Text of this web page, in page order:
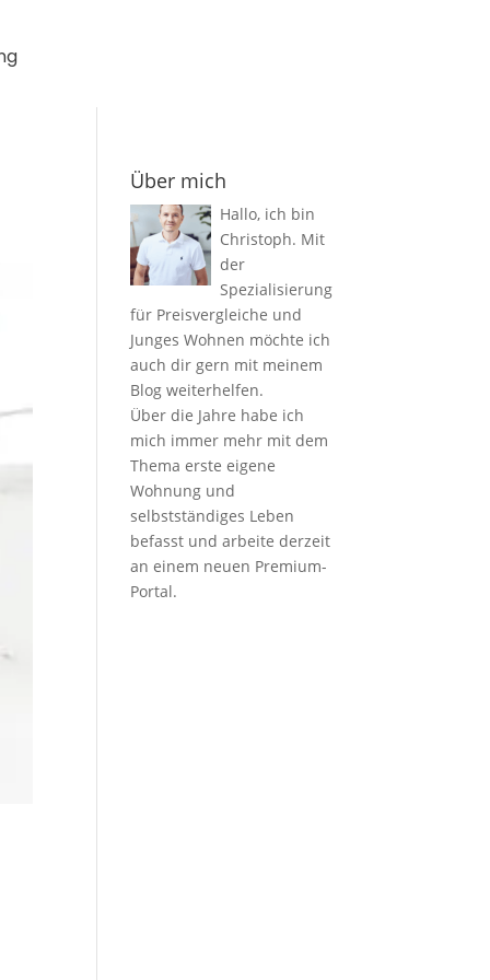
Über mich
Hallo, ich bin
Christoph. Mit
der
Spezialisierung
für Preisvergleiche und
Junges Wohnen möchte ich
auch dir gern mit meinem
Blog weiterhelfen.
Über die Jahre habe ich
mich immer mehr mit dem
Thema erste eigene
Wohnung und
selbstständiges Leben
befasst und arbeite derzeit
an einem neuen Premium-
Portal.